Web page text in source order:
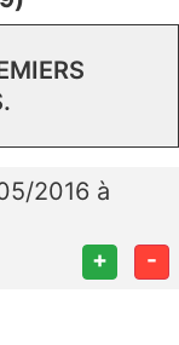
2016 à
+ -